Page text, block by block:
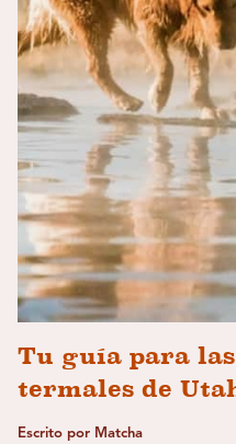
Tu guía para
termales de
Escrito por Matcha